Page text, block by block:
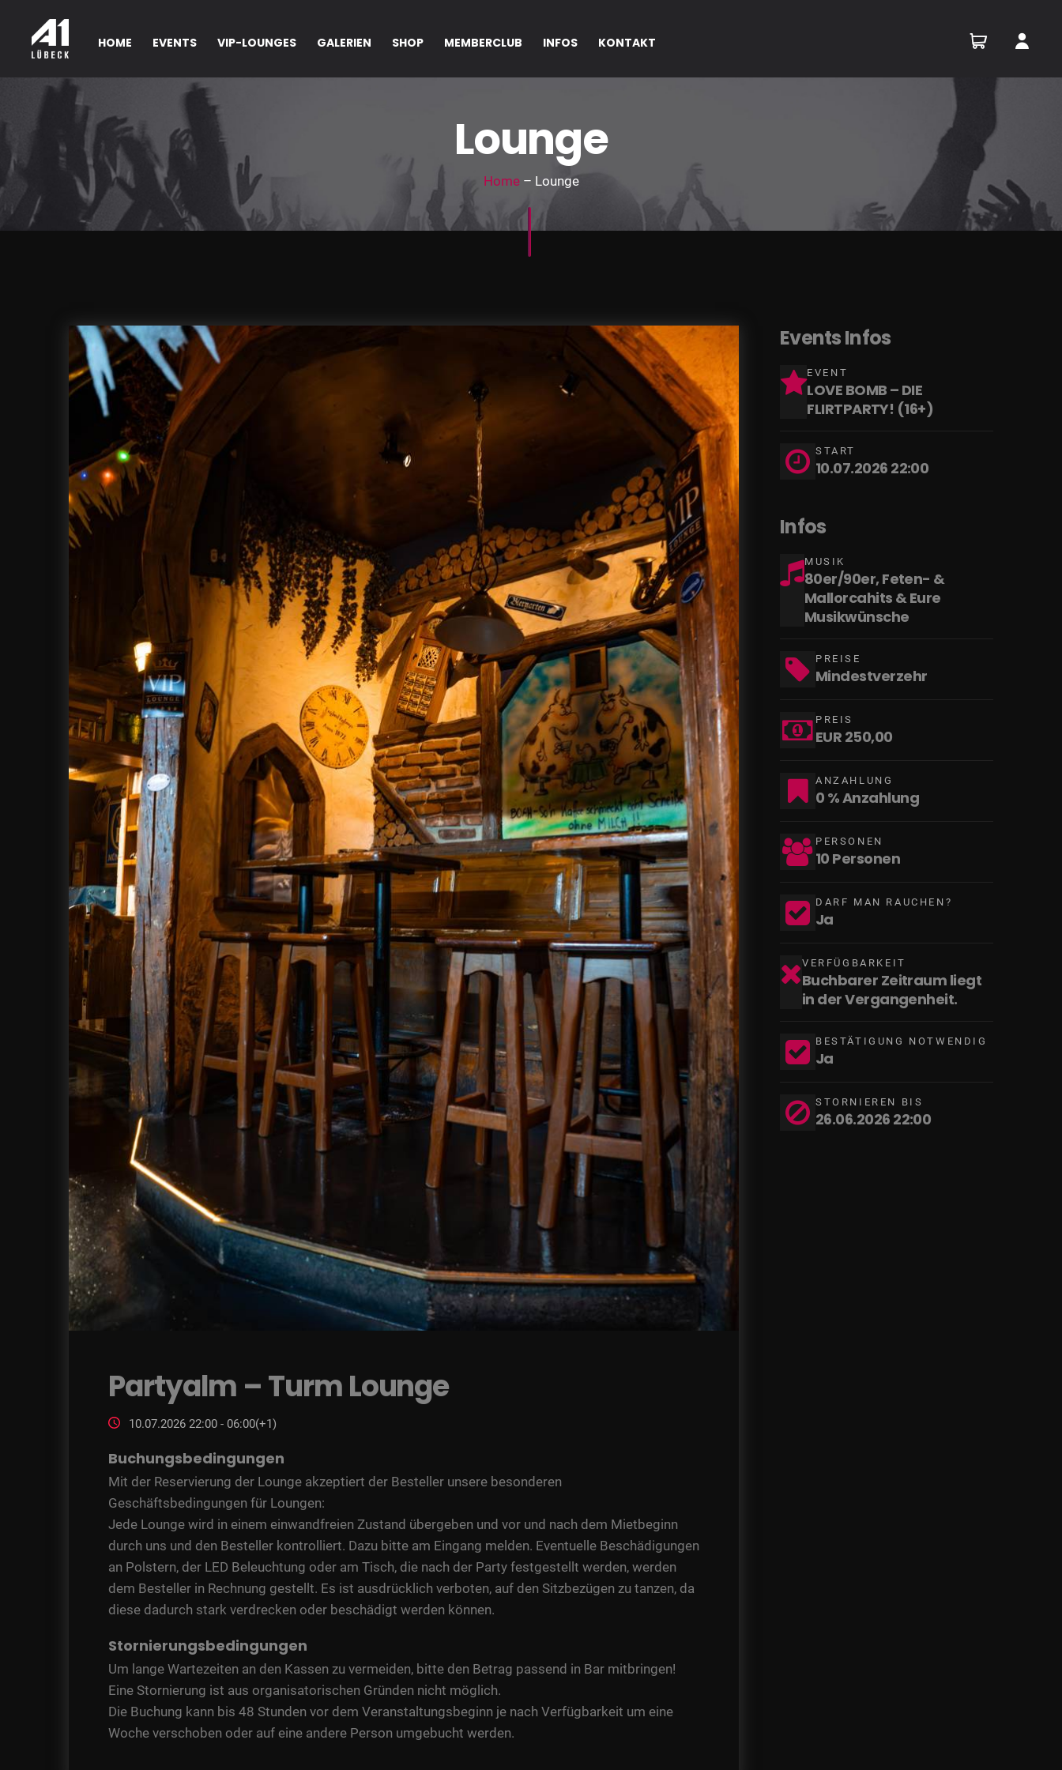
HOME EVENTS VIP-LOUNGES GALERIEN SHOP MEMBERCLUB INFOS KONTAKT
Lounge
Home– Lounge
Partyalm – Turm Lounge
10.07.2026 22:00 - 06:00(+1)
Buchungsbedingungen
Mit der Reservierung der Lounge akzeptiert der Besteller unsere besonderen
Geschäftsbedingungen für Loungen:
Jede Lounge wird in einem einwandfreien Zustand übergeben und vor und nach dem Mietbeginn
durch uns und den Besteller kontrolliert. Dazu bitte am Eingang melden. Eventuelle Beschädigungen
an Polstern, der LED Beleuchtung oder am Tisch, die nach der Party festgestellt werden, werden
dem Besteller in Rechnung gestellt. Es ist ausdrücklich verboten, auf den Sitzbezügen zu tanzen, da
diese dadurch stark verdrecken oder beschädigt werden können.
Stornierungsbedingungen
Um lange Wartezeiten an den Kassen zu vermeiden, bitte den Betrag passend in Bar mitbringen!
Eine Stornierung ist aus organisatorischen Gründen nicht möglich.
Die Buchung kann bis 48 Stunden vor dem Veranstaltungsbeginn je nach Verfügbarkeit um eine
Woche verschoben oder auf eine andere Person umgebucht werden.
Events Infos
EVENT
LOVE BOMB – DIE
FLIRTPARTY! (16+)
START
10.07.2026 22:00
Infos
MUSIK
80er/90er, Feten- &
Mallorcahits & Eure
Musikwünsche
PREISE
Mindestverzehr
PREIS
EUR 250,00
ANZAHLUNG
0 % Anzahlung
PERSONEN
10 Personen
DARF MAN RAUCHEN?
Ja
VERFÜGBARKEIT
Buchbarer Zeitraum liegt
in der Vergangenheit.
BESTÄTIGUNG NOTWENDIG
Ja
STORNIEREN BIS
26.06.2026 22:00